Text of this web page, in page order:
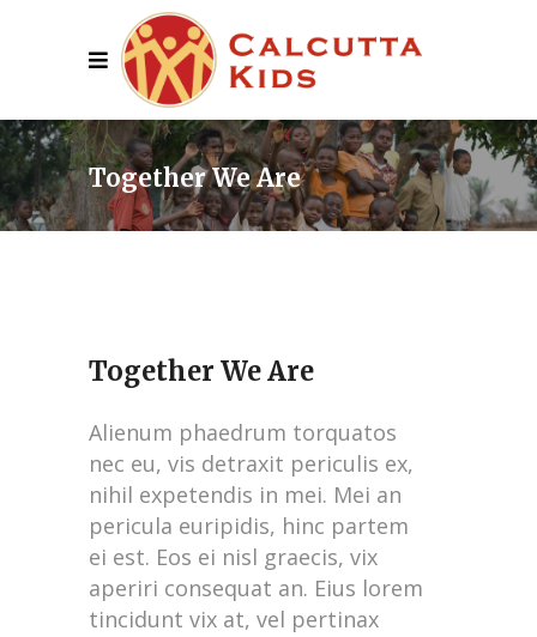
Together We Are
Together We Are
Alienum phaedrum torquatos
nec eu, vis detraxit periculis ex,
nihil expetendis in mei. Mei an
pericula euripidis, hinc partem
ei est. Eos ei nisl graecis, vix
aperiri consequat an. Eius lorem
tincidunt vix at, vel pertinax